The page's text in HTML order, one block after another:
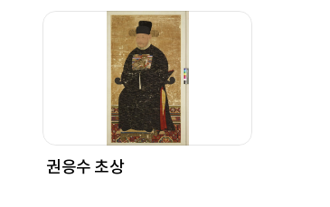
권응수 초상